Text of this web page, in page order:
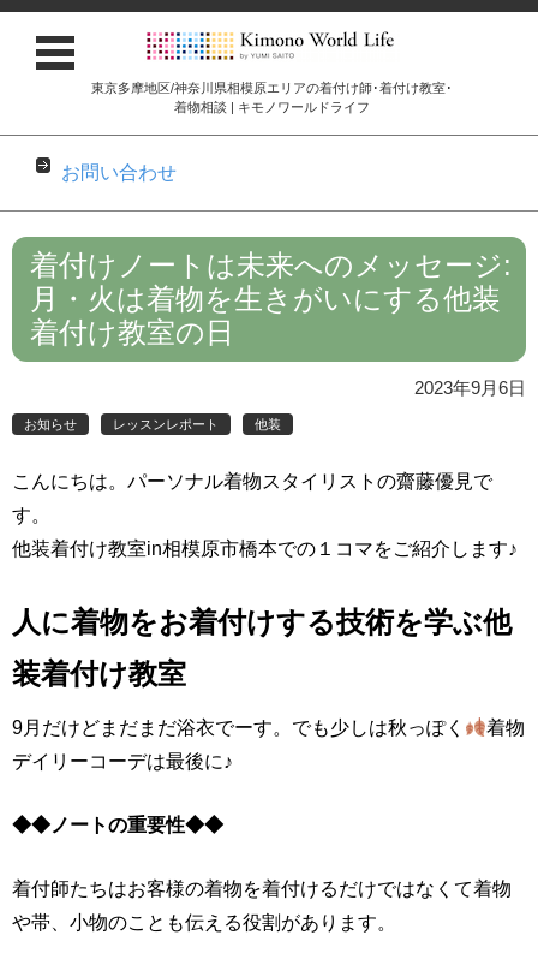
東京多摩地区/神奈川県相模原エリアの着付け師･着付け教室･
着物相談 | キモノワールドライフ
お問い合わせ
コンテンツに移動
着付けノートは未来へのメッセージ:
月・火は着物を生きがいにする他装
着付け教室の日
2023年9月6日
お知らせ レッスンレポート 他装
こんにちは。パーソナル着物スタイリストの齋藤優見で
す。
他装着付け教室in相模原市橋本での１コマをご紹介します♪
人に着物をお着付けする技術を学ぶ他
装着付け教室
9月だけどまだまだ浴衣でーす。でも少しは秋っぽく
着物
デイリーコーデは最後に♪
◆◆ノートの重要性◆◆
着付師たちはお客様の着物を着付けるだけではなくて着物
や帯、小物のことも伝える役割があります。